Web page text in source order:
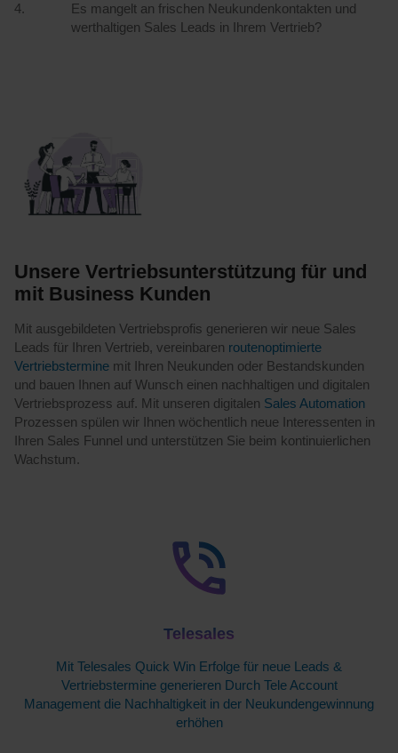
Es mangelt an frischen Neukundenkontakten und
werthaltigen Sales Leads in Ihrem Vertrieb?
Unsere Vertriebsunterstützung für und
mit Business Kunden
Mit ausgebildeten Vertriebsprofis generieren wir neue Sales
Leads für Ihren Vertrieb, vereinbaren routenoptimierte
Vertriebstermine mit Ihren Neukunden oder Bestandskunden
und bauen Ihnen auf Wunsch einen nachhaltigen und digitalen
Vertriebsprozess auf. Mit unseren digitalen Sales Automation
Prozessen spülen wir Ihnen wöchentlich neue Interessenten in
Ihren Sales Funnel und unterstützen Sie beim kontinuierlichen
Wachstum.
Telesales
Mit Telesales Quick Win Erfolge für neue Leads &
Vertriebstermine generieren Durch Tele Account
Management die Nachhaltigkeit in der Neukundengewinnung
erhöhen